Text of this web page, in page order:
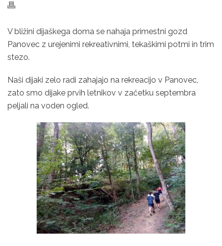
V bližini dijaškega doma se nahaja primestni gozd
Panovec z urejenimi rekreativnimi, tekaškimi potmi in trim
stezo.
Naši dijaki zelo radi zahajajo na rekreacijo v Panovec,
zato smo dijake prvih letnikov v začetku septembra
peljali na voden ogled.